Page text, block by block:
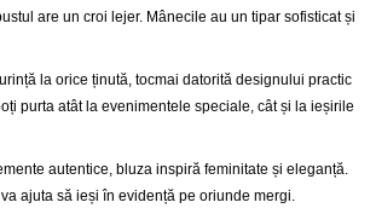
are un croi lejer. Mânecile au un tipar sofisticat și
la orice ținută, tocmai datorită designului practic
purta atât la evenimentele speciale, cât și la ieșirile
autentice, bluza inspiră feminitate și eleganță.
ajuta să ieși în evidență pe oriunde mergi.